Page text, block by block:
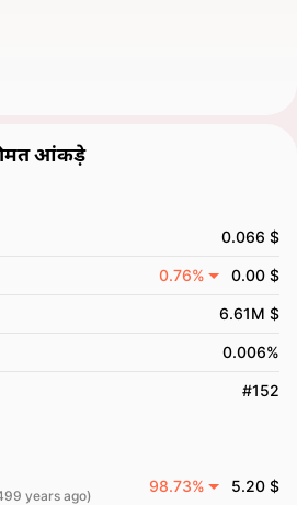
आंकड़े
0.066 $
0.76% 0.00 $
6.61M $
0.006%
#152
years ago)
98.73% 5.20 $